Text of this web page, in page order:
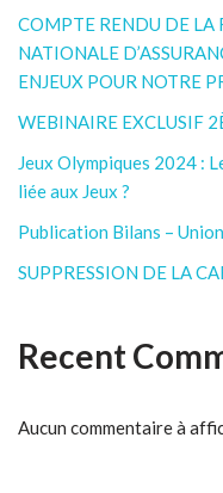
COMPTE RENDU DE LA
NATIONALE
ENJEUX POUR NOTRE
WEBINAIRE EXCLUSIF
Jeux Olympiques 2024 :
liée aux Jeux ?
Publication Bilans –
SUPPRESSION DE LA
Recent
Aucun commentaire à